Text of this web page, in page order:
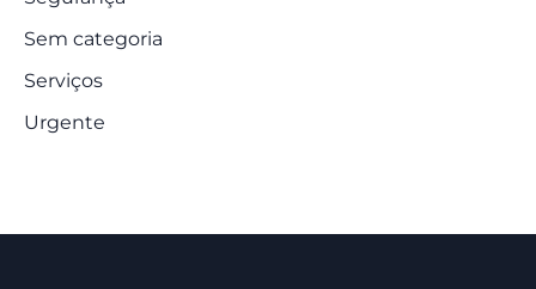
Sem categoria
Serviços
Urgente